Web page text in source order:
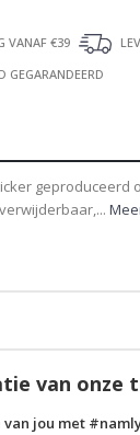
VANAF €39
GEGARANDEERD
geproduceerd
van onze
van jou met